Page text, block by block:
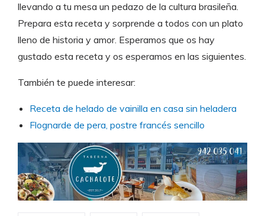
llevando a tu mesa un pedazo de la cultura brasileña.
Prepara esta receta y sorprende a todos con un plato
lleno de historia y amor. Esperamos que os hay
gustado esta receta y os esperamos en las siguientes.
También te puede interesar:
Receta de helado de vainilla en casa sin heladera
Flognarde de pera, postre francés sencillo